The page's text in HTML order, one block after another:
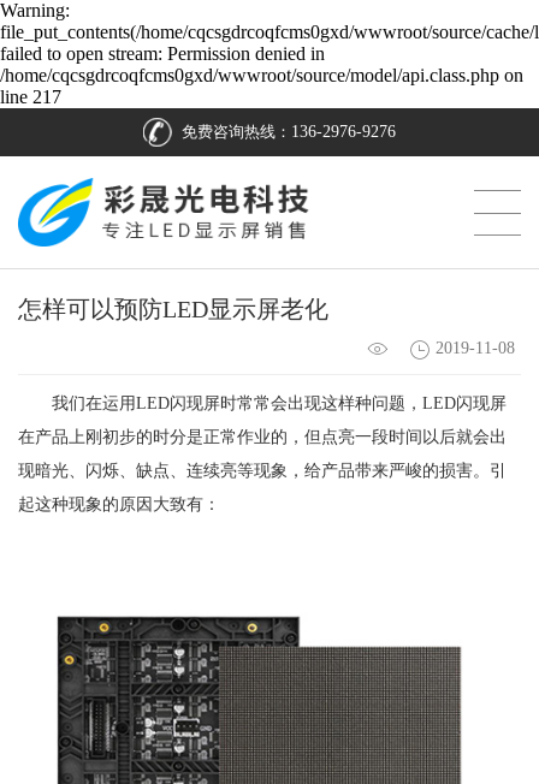
Warning:
file_put_contents(/home/cqcsgdrcoqfcms0gxd/wwwroot/source/cache/
failed to open stream: Permission denied in
/home/cqcsgdrcoqfcms0gxd/wwwroot/source/model/api.class.php on
line 217
免费咨询热线： 136-2976-9276
怎样可以预防LED显示屏老化
2019-11-08
我们在运用LED闪现屏时常常会出现这样种问题，LED闪现屏
在产品上刚初步的时分是正常作业的，但点亮一段时间以后就会出
现暗光、闪烁、缺点、连续亮等现象，给产品带来严峻的损害。引
起这种现象的原因大致有：